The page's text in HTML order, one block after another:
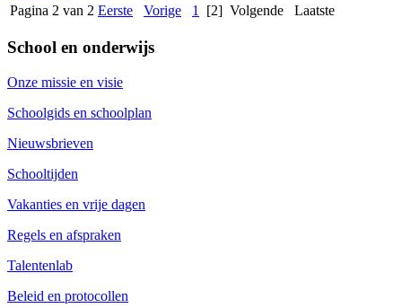
Pagina 2 van 2 Eerste Vorige 1 [2] Volgende Laatste
School en onderwijs
Onze missie en visie
Schoolgids en schoolplan
Nieuwsbrieven
Schooltijden
Vakanties en vrije dagen
Regels en afspraken
Talentenlab
Beleid en protocollen